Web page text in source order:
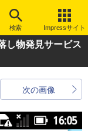
検索 Impressサイト
し物発見サービス
次の画像